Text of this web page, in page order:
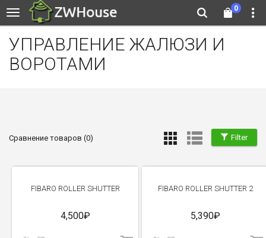
0
УПРАВЛЕНИЕ ЖАЛЮЗИ И
ВОРОТАМИ
Filter
Сравнение товаров (0)
FIBARO ROLLER SHUTTER
4,500₽
FIBARO ROLLER SHUTTER 2
5,390₽